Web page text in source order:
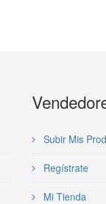
Subir Mis
Regístrate
Mi Tienda